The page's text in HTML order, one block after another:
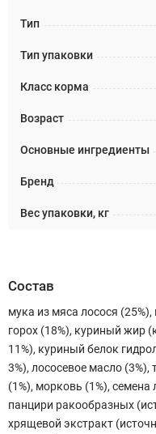
Тип
Тип упаковки
Класс корма
Возраст
Основные ингредиенты
Бренд
Вес упаковки, кг
Состав
мука из мяса лосося
горох (18%), куриный жир
11%), куриный белок
3%), лососевое масло
(1%), морковь (1%), семена
панцири ракообразных
хрящевой экстракт